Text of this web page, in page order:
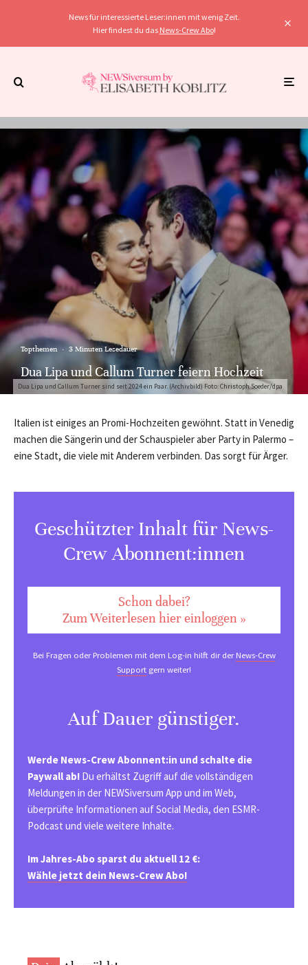
News für interessierte Leser:innen mit wenig Zeit.
Hier findest du das News-Crew Abo!
Dua Lipa und Callum Turner sind seit 2024 ein Paar. (Archivbild) Foto: Christoph Soeder/dpa
Topthemen · 3 Minuten Lesedauer
Dua Lipa und Callum Turner feiern Hochzeit
Italien ist einiges an Promi-Hochzeiten gewöhnt. Statt in Venedig
machen die Sängerin und der Schauspieler aber Party in Palermo –
eine Stadt, die viele mit Anderem verbinden. Das sorgt für Ärger.
Geschützter Inhalt für News-
Crew Abonnent:innen
Schon dabei?
Zum Weiterlesen hier einloggen »
Bei Fragen oder Problemen mit dem Log-in hilft dir derNews-Crew
Support gern weiter!
Auf Dauer günstiger.
Werde News-Crew Abonnent:in und schalte die
Paywall ab! Du erhältst Zugriff auf die vollständigen
Meldungen in der NEWSiversum App und im Web,
überprüfte Informationen auf Social Media, den ESMR-
Podcast und viele weitere Inhalte.
Im Jahres-Abo sparst du aktuell 12 €:
Wähle jetzt dein News-Crew Abo!